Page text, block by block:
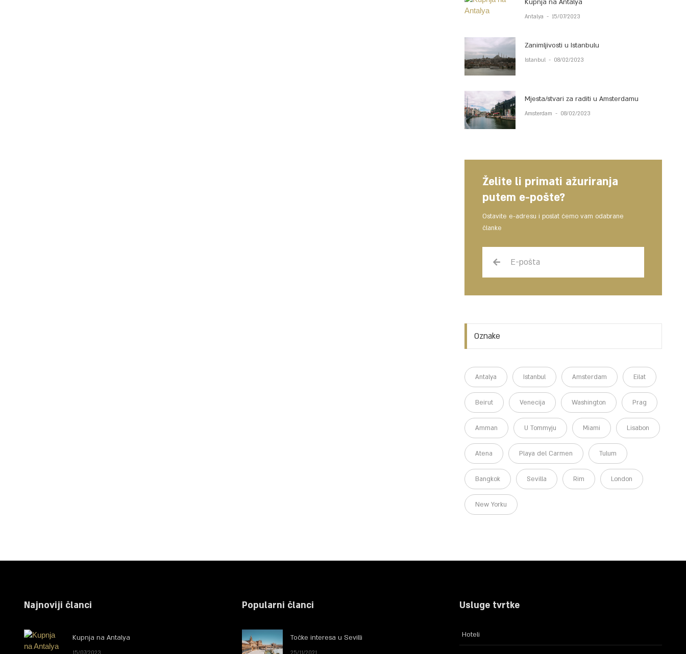
Kupnja na Antalya
Antalya - 15/07/2023
Zanimljivosti u Istanbulu
Istanbul - 08/02/2023
Mjesta/stvari za raditi u Amsterdamu
Amsterdam - 08/02/2023
Želite li primati ažuriranja
putem e-pošte?
Ostavite e-adresu i poslat ćemo vam odabrane
članke
Oznake
Antalya Istanbul Amsterdam Eilat
Beirut Venecija Washington Prag
Amman U Tommyju Miami Lisabon
Atena Playa del Carmen Tulum
Bangkok Sevilla Rim London
New Yorku
Najnoviji članci
Kupnja na Antalya
Popularni članci
Točke interesa u Sevilli
Usluge tvrtke
Hoteli